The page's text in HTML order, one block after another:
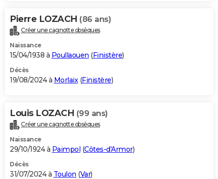
Pierre LOZACH (86 ans)
Créer une cagnotte obsèques
Naissance
15/04/1938 à Poullaouen (Finistère)
Décès
19/08/2024 à Morlaix(Finistère)
Louis LOZACH (99 ans)
Créer une cagnotte obsèques
Naissance
29/10/1924 à Paimpol (Côtes-d'Armor)
Décès
31/07/2024 à Toulon (Var)